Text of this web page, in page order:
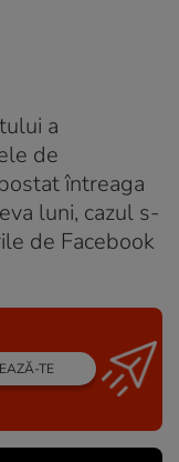
a
de
întreaga
luni, cazul s-
de Facebook
TE